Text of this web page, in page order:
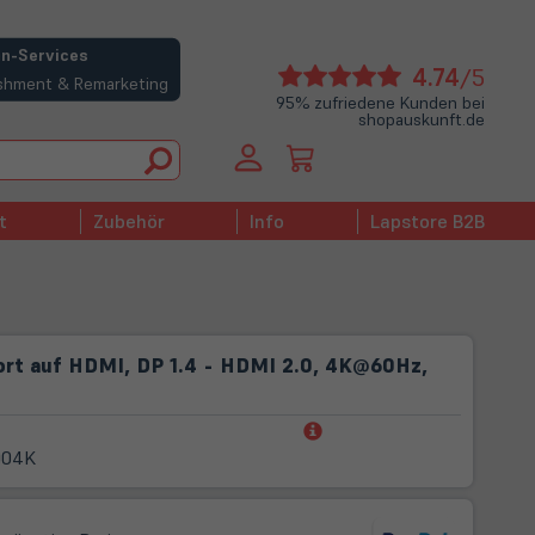
Services
& Remarketing 4.74/5
95% zufriedene Kunden bei
shopauskunft.de
Zubehör Info Lapstore B2B
auf HDMI, DP 1.4 - HDMI 2.0, 4K@60Hz,
(öffnet